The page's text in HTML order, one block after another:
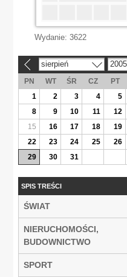
Wydanie: 3622
sierpień 2005
PN WT ŚR CZ PT
1
2 3 4 5
8
9 10 11 12
15
16 17 18 19
22
23 24 25 26
29
30 31
SPIS TREŚCI
ŚWIAT
NIERUCHOMOŚCI,
BUDOWNICTWO
SPORT